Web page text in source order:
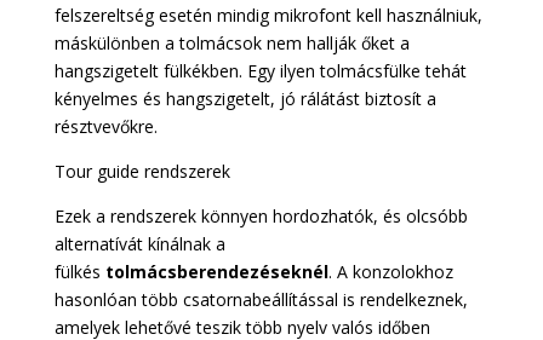
felszereltség esetén mindig mikrofont kell használniuk,
máskülönben a tolmácsok nem hallják őket a
hangszigetelt fülkékben. Egy ilyen tolmácsfülke tehát
kényelmes és hangszigetelt, jó rálátást biztosít a
résztvevőkre.
Tour guide rendszerek
Ezek a rendszerek könnyen hordozhatók, és olcsóbb
alternatívát kínálnak a
fülkés tolmácsberendezéseknél. A konzolokhoz
hasonlóan több csatornabeállítással is rendelkeznek,
amelyek lehetővé teszik több nyelv valós időben